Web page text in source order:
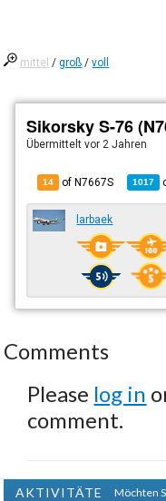
mittel /groß /voll
Sikorsky S-76
Übermitteltvor 2 Jahren
14 of N7667S 1017
larbaek
Comments
Please log in
comment.
AKTIVITÄTE
Möchten